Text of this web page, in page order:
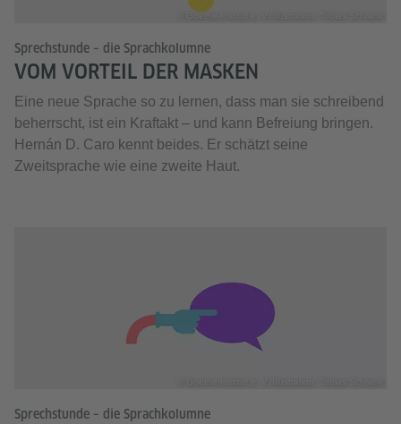
© Goethe-Institut e. V./Illustration: Tobias Schrank
Sprechstunde – die Sprachkolumne
VOM VORTEIL DER MASKEN
Eine neue Sprache so zu lernen, dass man sie schreibend
beherrscht, ist ein Kraftakt – und kann Befreiung bringen.
Hernán D. Caro kennt beides. Er schätzt seine
Zweitsprache wie eine zweite Haut.
Sprechstunde – die Sprachkolumne